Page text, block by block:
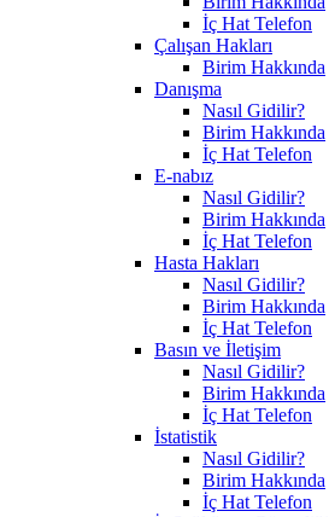
İç Hat Telefon
Çalışan Hakları
Birim Hakkında
Danışma
Nasıl Gidilir?
Birim Hakkında
İç Hat Telefon
E-nabız
Nasıl Gidilir?
Birim Hakkında
İç Hat Telefon
Hasta Hakları
Nasıl Gidilir?
Birim Hakkında
İç Hat Telefon
Basın ve İletişim
Nasıl Gidilir?
Birim Hakkında
İç Hat Telefon
İstatistik
Nasıl Gidilir?
Birim Hakkında
İç Hat Telefon